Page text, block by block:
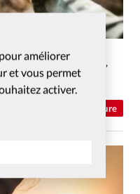
améliorer
et vous permet
activer.
Vie Intérieure
une prière écrite,